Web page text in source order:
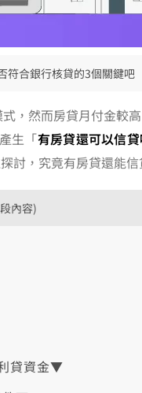
符合銀行核貸的3個關鍵吧
，然而房貸月付金較
生「有房貸還可以信
討，究竟有房貸還能信
內容)
貸資金▼